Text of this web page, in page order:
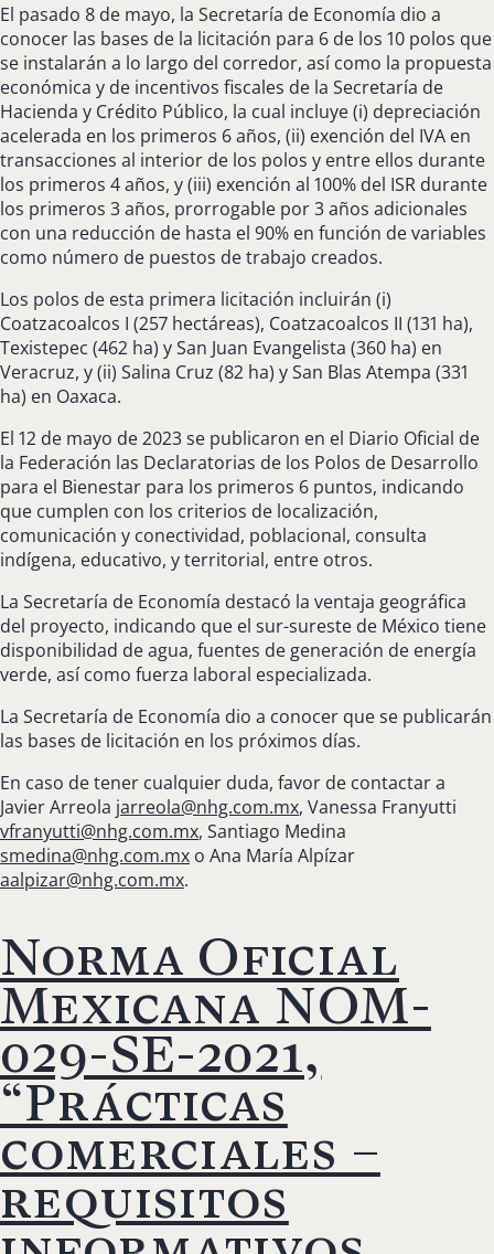
El pasado 8 de mayo, la Secretaría de Economía dio a
conocer las bases de la licitación para 6 de los 10 polos que
se instalarán a lo largo del corredor, así como la propuesta
económica y de incentivos fiscales de la Secretaría de
Hacienda y Crédito Público, la cual incluye (i) depreciación
acelerada en los primeros 6 años, (ii) exención del IVA en
transacciones al interior de los polos y entre ellos durante
los primeros 4 años, y (iii) exención al 100% del ISR durante
los primeros 3 años, prorrogable por 3 años adicionales
con una reducción de hasta el 90% en función de variables
como número de puestos de trabajo creados.
Los polos de esta primera licitación incluirán (i)
Coatzacoalcos I (257 hectáreas), Coatzacoalcos II (131 ha),
Texistepec (462 ha) y San Juan Evangelista (360 ha) en
Veracruz, y (ii) Salina Cruz (82 ha) y San Blas Atempa (331
ha) en Oaxaca.
El 12 de mayo de 2023 se publicaron en el Diario Oficial de
la Federación las Declaratorias de los Polos de Desarrollo
para el Bienestar para los primeros 6 puntos, indicando
que cumplen con los criterios de localización,
comunicación y conectividad, poblacional, consulta
indígena, educativo, y territorial, entre otros.
La Secretaría de Economía destacó la ventaja geográfica
del proyecto, indicando que el sur-sureste de México tiene
disponibilidad de agua, fuentes de generación de energía
verde, así como fuerza laboral especializada.
La Secretaría de Economía dio a conocer que se publicarán
las bases de licitación en los próximos días.
En caso de tener cualquier duda, favor de contactar a
Javier Arreola jarreola@nhg.com.mx, Vanessa Franyutti
vfranyutti@nhg.com.mx, Santiago Medina
smedina@nhg.com.mx o Ana María Alpízar
aalpizar@nhg.com.mx.
Norma Oficial
Mexicana NOM-
029-SE-2021,
“Prácticas
comerciales –
requisitos